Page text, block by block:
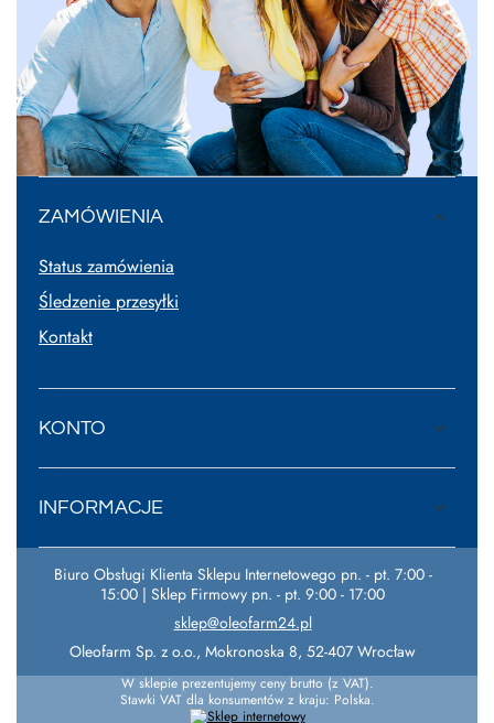
ZAMÓWIENIA
Status zamówienia
Śledzenie przesyłki
Kontakt
KONTO
INFORMACJE
Biuro Obsługi Klienta Sklepu Internetowego pn. - pt. 7:00 -
15:00 | Sklep Firmowy pn. - pt. 9:00 - 17:00
sklep@oleofarm24.pl
Oleofarm Sp. z o.o., Mokronoska 8, 52-407 Wrocław
W sklepie prezentujemy ceny brutto (z VAT).
Stawki VAT dla konsumentów z kraju: Polska.